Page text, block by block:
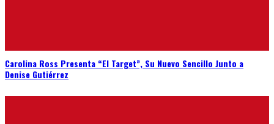
Carolina Ross Presenta “El Target”, Su Nuevo Sencillo Junto a
Denise Gutiérrez